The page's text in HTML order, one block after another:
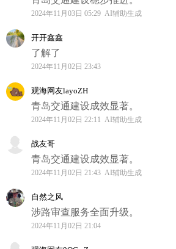
2024年11月03日 05:29 AI辅助生成
开开鑫鑫
了解了
2024年11月02日 23:43
观海网友layoZH
青岛交通建设成效显著。
2024年11月02日 22:11 AI辅助生成
战友哥
青岛交通建设成效显著。
2024年11月02日 21:43 AI辅助生成
自然之风
涉路审查服务全面升级。
2024年11月02日 21:04